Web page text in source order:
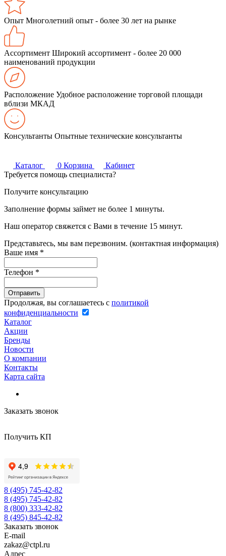
Опыт Многолетний опыт - более 30 лет на рынке
Ассортимент Широкий ассортимент - более 20 000
наименований продукции
Расположение Удобное расположение торговой площади
вблизи МКАД
Консультанты Опытные технические консультанты
Каталог 0 Корзина
Кабинет
Требуется помощь специалиста?
Получите консультацию
Заполнение формы займет не более 1 минуты.
Наш оператор свяжется с Вами в течение 15 минут.
Представьтесь, мы вам перезвоним. (контактная информация)
Ваше имя *
Телефон *
Продолжая, вы соглашаетесь с политикой
конфиденциальности
Каталог
Акции
Бренды
Новости
О компании
Контакты
Карта сайта
Заказать звонок
Получить КП
8 (495) 745-42-82
8 (495) 745-42-82
8 (800) 333-42-82
8 (495) 845-42-82
Заказать звонок
E-mail
zakaz@ctpl.ru
Адрес